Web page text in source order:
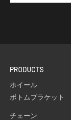
PRODUCTS
ホイール
ボトムブラケット
チェーン